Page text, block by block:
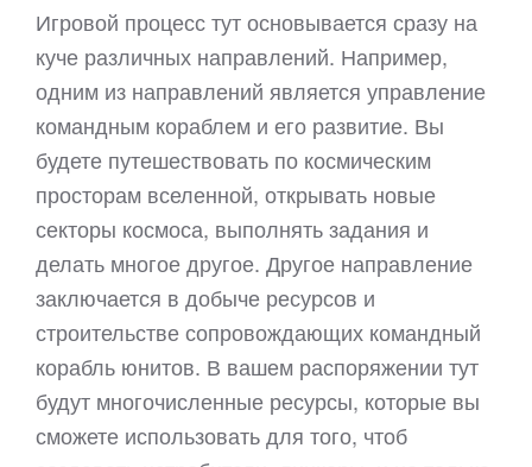
Игровой процесс тут основывается сразу на
куче различных направлений. Например,
одним из направлений является управление
командным кораблем и его развитие. Вы
будете путешествовать по космическим
просторам вселенной, открывать новые
секторы космоса, выполнять задания и
делать многое другое. Другое направление
заключается в добыче ресурсов и
строительстве сопровождающих командный
корабль юнитов. В вашем распоряжении тут
будут многочисленные ресурсы, которые вы
сможете использовать для того, чтоб